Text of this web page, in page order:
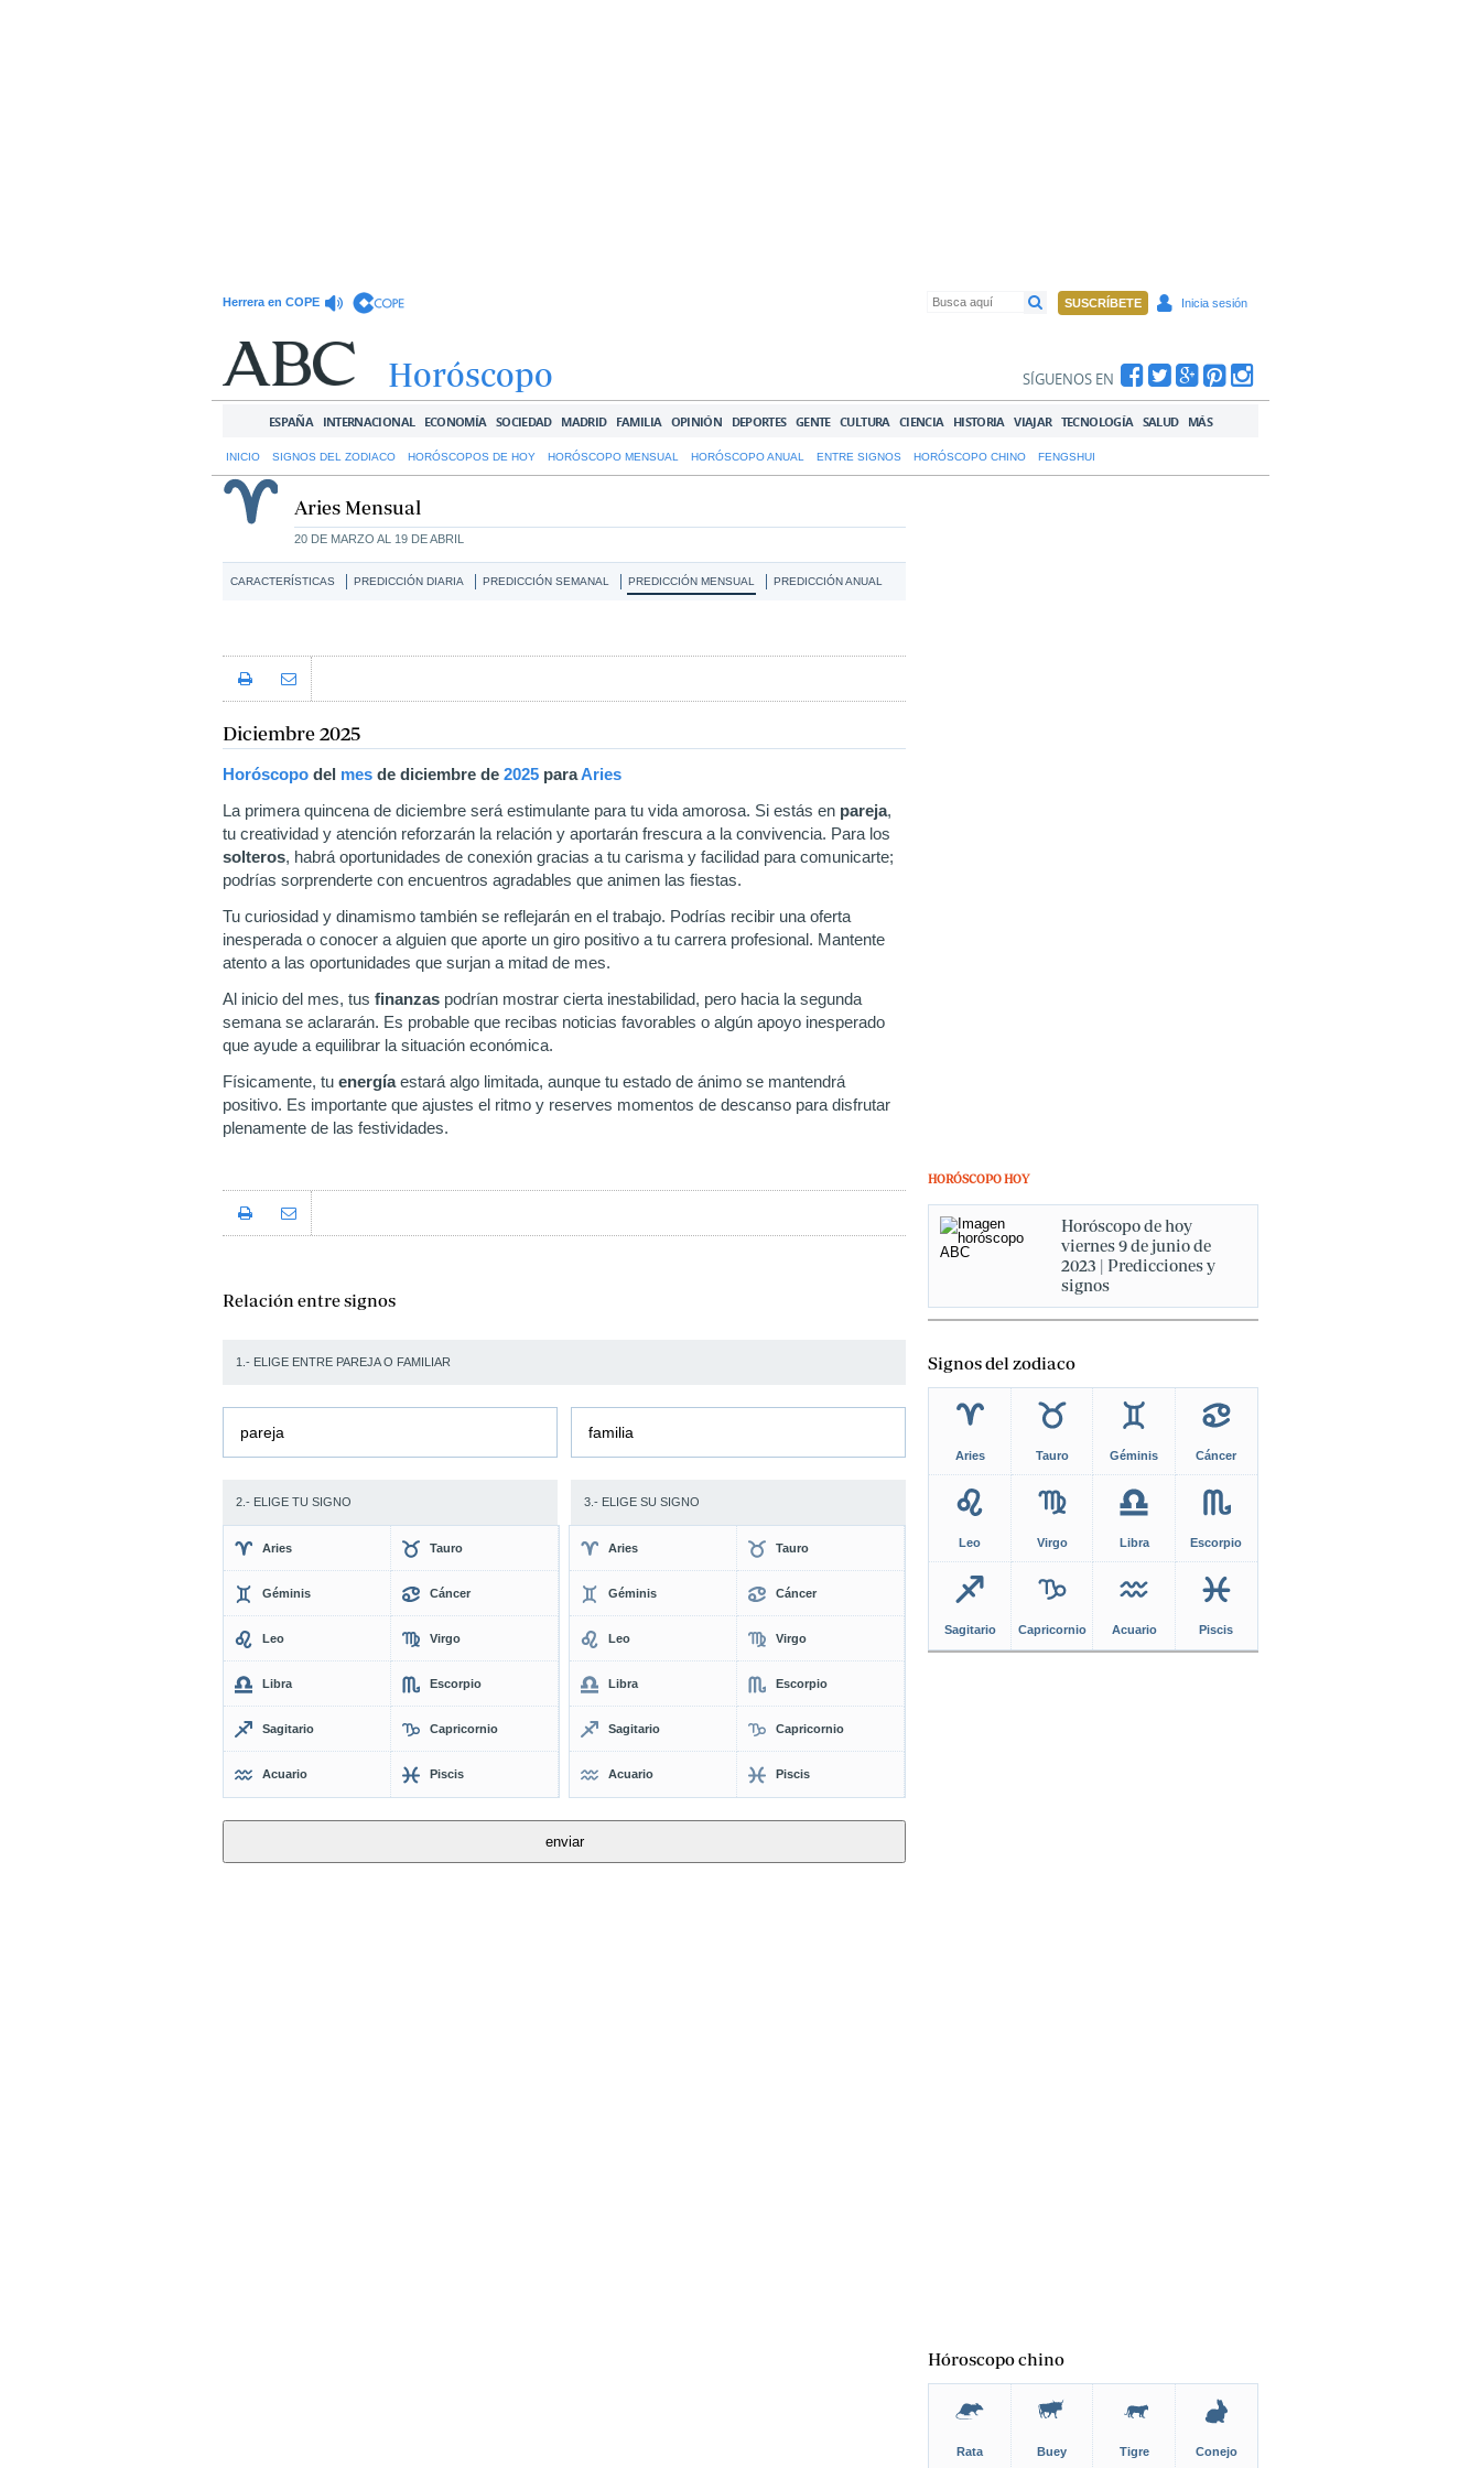
SUSCRÍBETE Inicia sesión
Herrera en COPE
SÍGUENOS EN
ESPAÑA INTERNACIONAL ECONOMÍA SOCIEDAD MADRID FAMILIA OPINIÓN DEPORTES GENTE CULTURA CIENCIA HISTORIA VIAJAR TECNOLOGÍA SALUD MÁS
INICIO SIGNOS DEL ZODIACO HORÓSCOPOS DE HOY HORÓSCOPO MENSUAL HORÓSCOPO ANUAL ENTRE SIGNOS HORÓSCOPO CHINO FENGSHUI
Horóscopo
Aries Mensual
20 DE MARZO AL 19 DE ABRIL
CARACTERÍSTICAS PREDICCIÓN DIARIA PREDICCIÓN SEMANAL PREDICCIÓN MENSUAL PREDICCIÓN ANUAL
Diciembre 2025
Horóscopo del mes de diciembre de 2025 paraAries
La primera quincena de diciembre será estimulante para tu vida amorosa. Si estás en pareja,
tu creatividad y atención reforzarán la relación y aportarán frescura a la convivencia. Para los
solteros, habrá oportunidades de conexión gracias a tu carisma y facilidad para comunicarte;
podrías sorprenderte con encuentros agradables que animen las fiestas.
Tu curiosidad y dinamismo también se reflejarán en el trabajo. Podrías recibir una oferta
inesperada o conocer a alguien que aporte un giro positivo a tu carrera profesional. Mantente
atento a las oportunidades que surjan a mitad de mes.
Al inicio del mes, tus finanzas podrían mostrar cierta inestabilidad, pero hacia la segunda
semana se aclararán. Es probable que recibas noticias favorables o algún apoyo inesperado
que ayude a equilibrar la situación económica.
Físicamente, tu energíaestará algo limitada, aunque tu estado de ánimo se mantendrá
positivo. Es importante que ajustes el ritmo y reserves momentos de descanso para disfrutar
plenamente de las festividades.
Relación entre signos
1.- ELIGE ENTRE PAREJA O FAMILIAR
pareja familia
2.- ELIGE TU SIGNO 3.- ELIGE SU SIGNO
Aries Tauro
Géminis Cáncer
Leo Virgo
Libra Escorpio
Sagitario Capricornio
Acuario Piscis
Aries Tauro
Géminis Cáncer
Leo Virgo
Libra Escorpio
Sagitario Capricornio
Acuario Piscis
HORÓSCOPO HOY
Horóscopo de hoy
viernes 9 de junio de
2023 | Predicciones y
signos
Signos del zodiaco
Aries Tauro Géminis Cáncer
Leo Virgo Libra Escorpio
Sagitario Capricornio Acuario Piscis
Hóroscopo chino
Rata Buey Tigre Conejo